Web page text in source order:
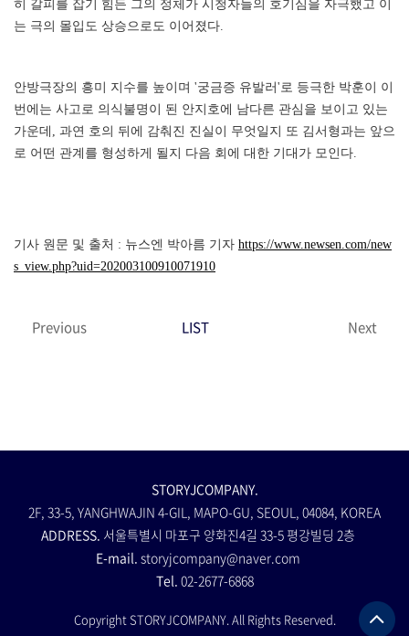
히 갈피를 잡기 힘든 그의 정체가 시청자들의 호기심을 자극했고 이
는 극의 몰입도 상승으로도 이어졌다.
안방극장의 흥미 지수를 높이며 '궁금증 유발러'로 등극한 박훈이 이
번에는 사고로 의식불명이 된 안지호에 남다른 관심을 보이고 있는
가운데, 과연 호의 뒤에 감춰진 진실이 무엇일지 또 김서형과는 앞으
로 어떤 관계를 형성하게 될지 다음 회에 대한 기대가 모인다.
기사 원문 및 출처 : 뉴스엔 박아름 기자 https://www.newsen.com/new
s_view.php?uid=202003100910071910
Previous LIST Next
STORYJCOMPANY.
2F, 33-5, YANGHWAJIN 4-GIL, MAPO-GU, SEOUL, 04084, KOREA
ADDRESS. 서울특별시 마포구 양화진4길 33-5 평강빌딩 2층
E-mail. storyjcompany@naver.com
Tel. 02-2677-6868
Copyright STORYJCOMPANY. All Rights Reserved.